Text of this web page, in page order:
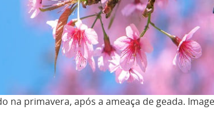
na primavera, após a ameaça de geada.